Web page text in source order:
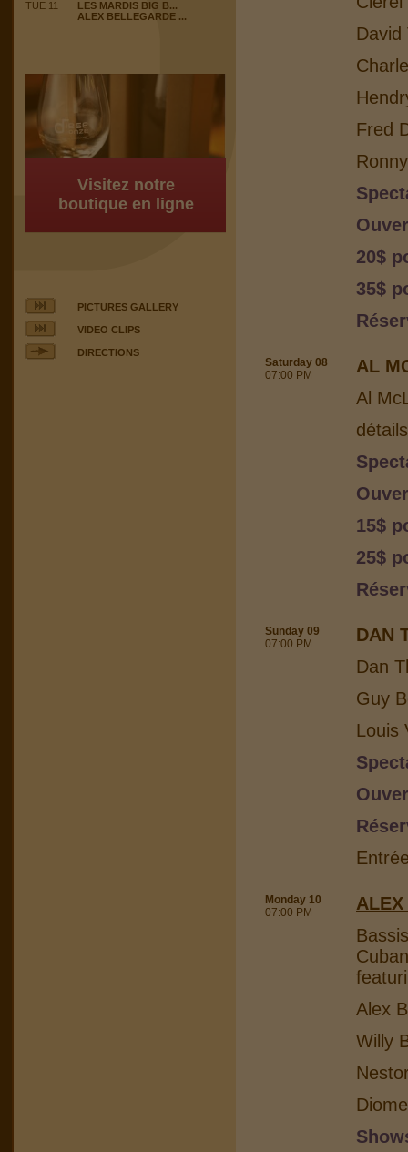
TUE 11
LES MARDIS BIG B...
ALEX BELLEGARDE ...
Visitez notre
boutique en ligne
PICTURES GALLERY
VIDEO CLIPS
DIRECTIONS
David
Fred
20$
35$
Saturday 08
07:00 PM
AL
Al
15$
25$
Sunday 09
07:00 PM
DAN
Dan
Guy
Louis
Monday 10
07:00 PM
Alex
Willy